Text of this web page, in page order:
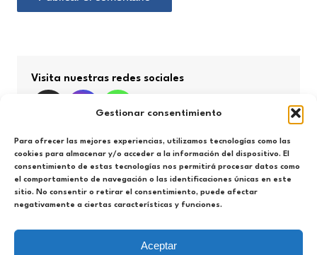
Gestionar consentimiento
Para ofrecer las mejores experiencias, utilizamos tecnologías como las
cookies para almacenar y/o acceder a la información del dispositivo. El
consentimiento de estas tecnologías nos permitirá procesar datos como
el comportamiento de navegación o las identificaciones únicas en este
sitio. No consentir o retirar el consentimiento, puede afectar
negativamente a ciertas características y funciones.
Aceptar
Visita nuestras redes sociales
Búsqueda por categorías
Búsqueda